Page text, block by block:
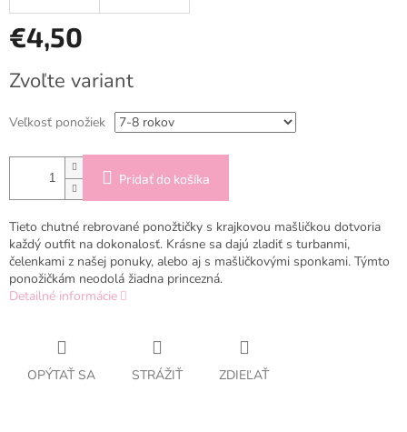
€4,50
cena:
Zvoľte variant
Veľkosť ponožiek
Pridať do košíka
Tieto chutné rebrované ponožtičky s krajkovou mašličkou dotvoria
každý outfit na dokonalosť. Krásne sa dajú zladiť s turbanmi,
čelenkami z našej ponuky, alebo aj s mašličkovými sponkami. Týmto
ponožičkám neodolá žiadna princezná.
Detailné informácie
OPÝTAŤ SA STRÁŽIŤ ZDIEĽAŤ